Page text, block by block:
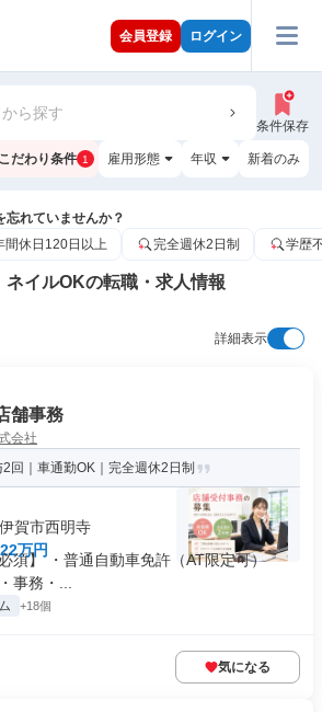
会員登録 ログイン
ら探す
条件保存
こだわり条件 1 雇用形態 年収 新着のみ
忘れていませんか？
間休日120日以上 完全週休2日制 学歴
イルOKの転職・求人情報
詳細表示
舗事務
会社
回｜車通勤OK｜完全週休2日制
賀市西明寺
万円
須】 ・普通自動車免許（AT限定可）
事務・...
+18個
気になる